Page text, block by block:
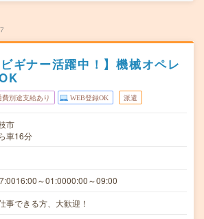
ギナー活躍中！】機械オペレ
費別途支給あり WEB登録OK 派遣
市
車16分
～01:0000:00～09:00
事できる方、大歓迎！